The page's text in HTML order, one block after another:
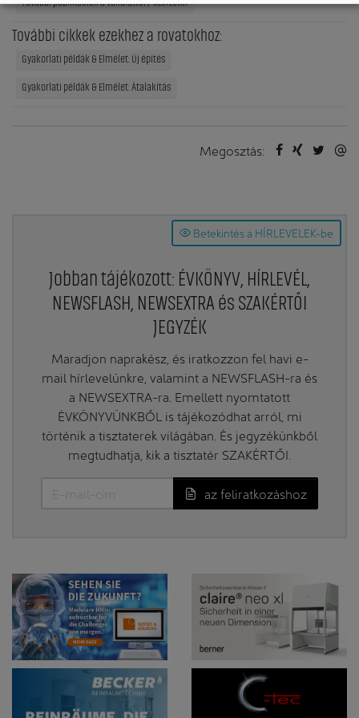
További cikkek ezekhez a rovatokhoz:
Gyakorlati példák & Elmélet: Új építés
Gyakorlati példák & Elmélet: Átalakítás
Megosztás:
Betekintés a HÍRLEVELEK-be
Jobban tájékozott: ÉVKÖNYV, HÍRLEVÉL,
NEWSFLASH, NEWSEXTRA és SZAKÉRTŐI
JEGYZÉK
Maradjon naprakész, és iratkozzon fel havi e-
mail hírlevelünkre, valamint a NEWSFLASH-ra és
a NEWSEXTRA-ra. Emellett nyomtatott
ÉVKÖNYVÜNKBŐL is tájékozódhat arról, mi
történik a tisztaterek világában. És jegyzékünkből
megtudhatja, kik a tisztatér SZAKÉRTŐI.
az feliratkozáshoz